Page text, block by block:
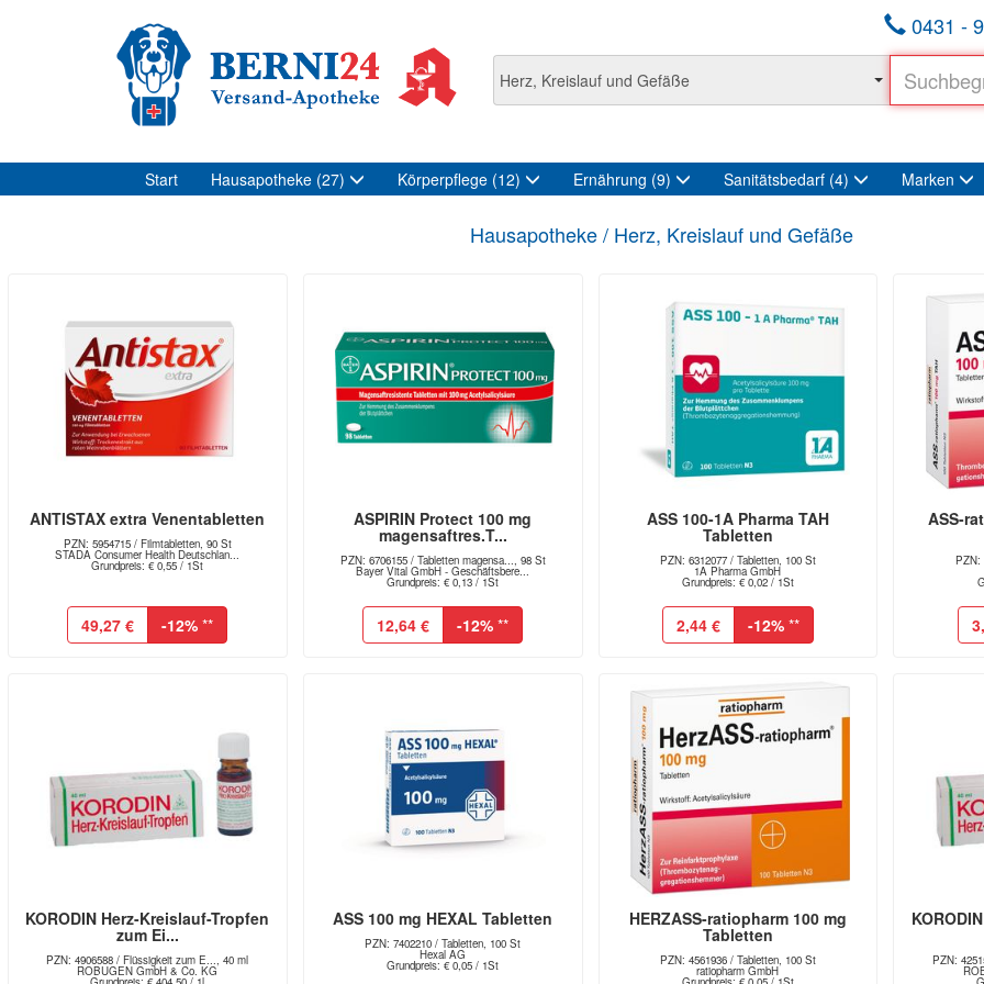
0431 -
Start Hausapotheke (27) Körperpflege (12) Ernährung (9) Sanitätsbedarf (4) Marken
Hausapotheke / Herz, Kreislauf und Gefäße
ANTISTAX extra Venentabletten
PZN: 5954715 / Filmtabletten, 90 St
STADA Consumer Health Deutschlan...
Grundpreis: € 0,55 / 1St
49,27 € -12% **
ASPIRIN Protect 100 mg
magensaftres.T...
PZN: 6706155 / Tabletten magensa..., 98 St
Bayer Vital GmbH - Geschäftsbere...
Grundpreis: € 0,13 / 1St
12,64 € -12% **
ASS 100-1A Pharma TAH
Tabletten
PZN: 6312077 / Tabletten, 100 St
1A Pharma GmbH
Grundpreis: € 0,02 / 1St
2,44 € -12%**
ASS-
PZN:
KORODIN Herz-Kreislauf-Tropfen
zum Ei...
PZN: 4906588 / Flüssigkeit zum E..., 40 ml
ROBUGEN GmbH & Co. KG
ASS 100 mg HEXAL Tabletten
PZN: 7402210 / Tabletten, 100 St
Hexal AG
Grundpreis: € 0,05 / 1St
HERZASS-ratiopharm 100 mg
Tabletten
PZN: 4561936 / Tabletten, 100 St
ratiopharm GmbH
PZN: